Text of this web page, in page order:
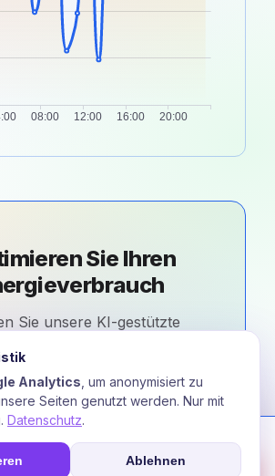
Sie Ihren
Sie unsere KI-gestützte
in Portugal.
Beratung
Analytics , um anonymisiert zu
Seiten genutzt werden. Nur mit
Datenschutz.
Ablehnen
☎
für personalisierte Energie-